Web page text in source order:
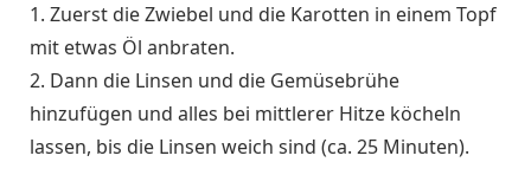
1. Zuerst die Zwiebel und die Karotten in einem Topf
mit etwas Öl anbraten.
2. Dann die Linsen und die Gemüsebrühe
hinzufügen und alles bei mittlerer Hitze köcheln
lassen, bis die Linsen weich sind (ca. 25 Minuten).